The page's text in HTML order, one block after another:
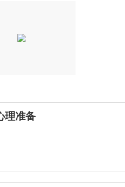
理准备